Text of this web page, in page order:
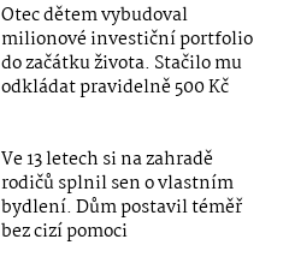
Otec dětem vybudoval
milionové investiční portfolio
do začátku života. Stačilo mu
odkládat pravidelně 500 Kč
Ve 13 letech si na zahradě
rodičů splnil sen o vlastním
bydlení. Dům postavil téměř
bez cizí pomoci